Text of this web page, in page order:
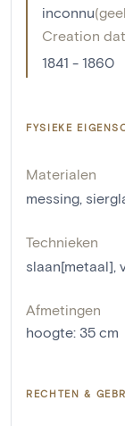
inconnu(
Creation
1841 - 1860
FYSIEKE
Materialen
messing,
Technieken
slaan[metaal],
Afmetingen
hoogte: 35 cm
RECHTEN &